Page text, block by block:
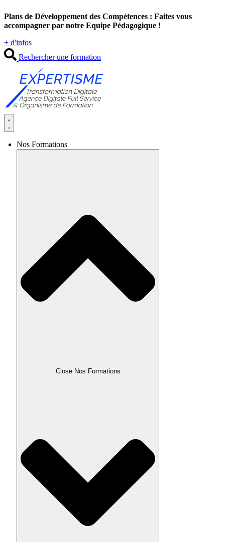
au
contenu
Plans de Développement des Compétences : Faites vous
accompagner par notre Equipe Pédagogique !
+ d'infos
Rechercher une formation
Nos Formations
Close Nos Formations